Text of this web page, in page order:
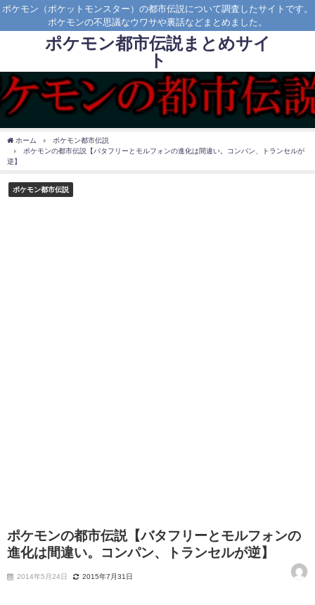
ポケモン（ポケットモンスター）の都市伝説について調査したサイトです。
ポケモンの不思議なウワサや裏話などまとめました。
ポケモン都市伝説まとめサイ
ト
ホーム
ポケモン都市伝説
ポケモンの都市伝説【バタフリーとモルフォンの進化は間違い。コンパン、トランセルが
逆】
ポケモン都市伝説
ポケモンの都市伝説【バタフリーとモルフォンの
進化は間違い。コンパン、トランセルが逆】
2014年5月24日 2015年7月31日